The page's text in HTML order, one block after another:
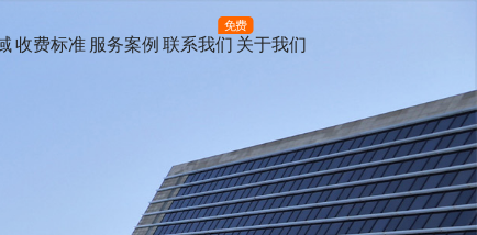
收费标准 服务案例 联系我们
免费
关于我们